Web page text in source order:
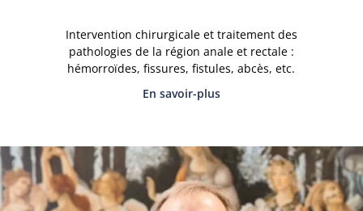
Intervention chirurgicale et traitement des
pathologies de la région anale et rectale :
hémorroïdes, fissures, fistules, abcès, etc.
En savoir-plus